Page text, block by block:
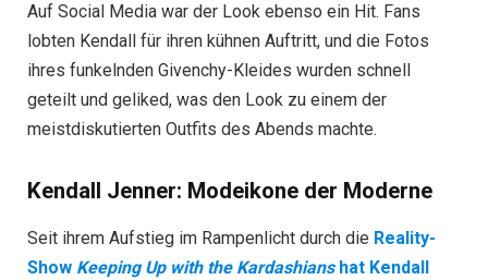
Auf Social Media war der Look ebenso ein Hit. Fans
lobten Kendall für ihren kühnen Auftritt, und die Fotos
ihres funkelnden Givenchy-Kleides wurden schnell
geteilt und geliked, was den Look zu einem der
meistdiskutierten Outfits des Abends machte.
Kendall Jenner: Modeikone der Moderne
Seit ihrem Aufstieg im Rampenlicht durch die Reality-
Show Keeping Up with the Kardashianshat Kendall